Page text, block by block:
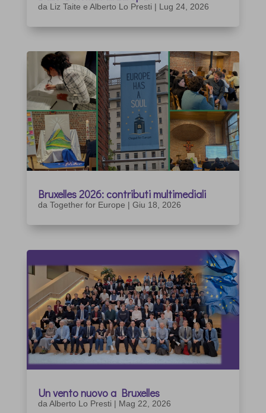
da Liz Taite e Alberto Lo Presti | Lug 24, 2026
Bruxelles 2026: contributi multimediali
da Together for Europe | Giu 18, 2026
Un vento nuovo a Bruxelles
daAlberto Lo Presti | Mag 22, 2026